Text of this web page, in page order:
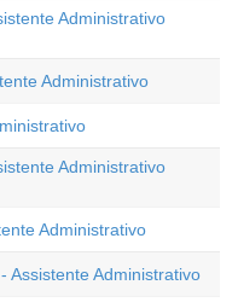
Administrativo
Administrativo
Administrativo
Administrativo
Assistente Administrativo